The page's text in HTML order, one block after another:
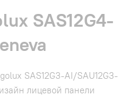
SAS12G4-
SAS12G3-AI/SAU12G3-
лицевой панели